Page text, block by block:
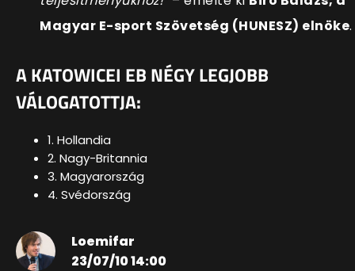
Magyar E-sport Szövetség (HUNESZ) elnöke.
A KATOWICEI EB NÉGY LEGJOBB
VÁLOGATOTTJA:
1. Hollandia
2. Nagy-Britannia
3. Magyarország
4. Svédország
Loemifar
23/07/10 14:00